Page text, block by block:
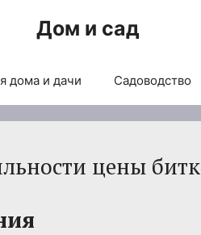
Дом и сад
дома и дачи Садоводство
цены